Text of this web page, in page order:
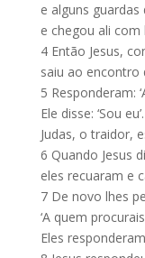
e alguns
e chegou ali
4 Então Jesus,
saiu ao encontro
5 Responderam:
Ele disse: ‘Sou eu’.
Judas, o traidor,
6 Quando Jesus
eles recuaram e
7 De novo lhes
‘A quem
Eles